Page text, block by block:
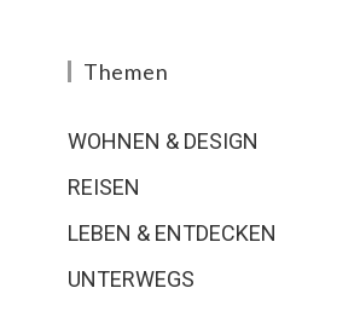
Themen
WOHNEN & DESIGN
REISEN
LEBEN & ENTDECKEN
UNTERWEGS